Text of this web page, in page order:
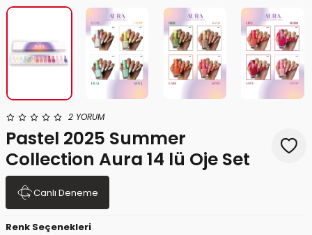
2 YORUM
Pastel 2025 Summer
Collection Aura 14 lü Oje Set
Canlı Deneme
Renk Seçenekleri